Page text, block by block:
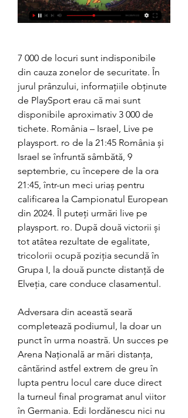
7 000 de locuri sunt indisponibile
din cauza zonelor de securitate. În
jurul prânzului, informațiile obținute
de PlaySport erau că mai sunt
disponibile aproximativ 3 000 de
tichete. România – Israel, Live pe
playsport. ro de la 21:45 România și
Israel se înfruntă sâmbătă, 9
septembrie, cu începere de la ora
21:45, într-un meci uriaș pentru
calificarea la Campionatul European
din 2024. Îl puteți urmări live pe
playsport. ro. După două victorii și
tot atâtea rezultate de egalitate,
tricolorii ocupă poziția secundă în
Grupa I, la două puncte distanță de
Elveția, care conduce clasamentul.
Adversara din această seară
completează podiumul, la doar un
punct în urma noastră. Un succes pe
Arena Națională ar mări distanța,
cântărind astfel extrem de greu în
lupta pentru locul care duce direct
la turneul final programat anul viitor
în Germania. Edi Iordănescu nici nu